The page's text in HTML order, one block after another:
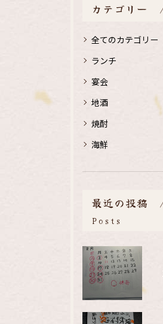
カテゴリー
全てのカテゴリー
ランチ
宴会
地酒
焼酎
海鮮
最近の投稿
Posts